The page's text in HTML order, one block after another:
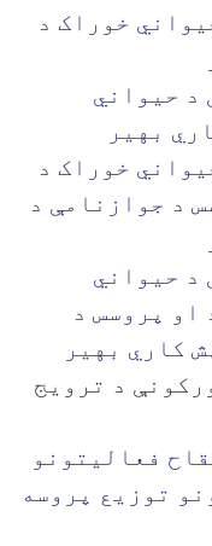
خوراک د
د حیواني
بهیر
خوراک د
د جوازنامې د
د حیواني
او پروسس د
کاري بهیر
د ترویج
فعالیتونو
توزیع پروسه